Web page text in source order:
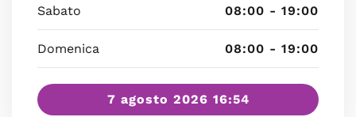
Sabato 08:00 - 19:00
Domenica 08:00 - 19:00
7 agosto 2026 16:54